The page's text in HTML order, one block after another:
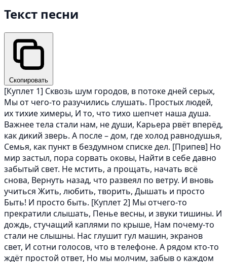
Текст песни
Скопировать
[Куплет 1] Сквозь шум городов, в потоке дней серых,
Мы от чего-то разучились слушать. Простых людей,
их тихие химеры, И то, что тихо шепчет наша душа.
Важнее тела стали нам, не души, Карьера рвёт вперёд,
как дикий зверь. А после – дом, где холод равнодушья,
Семья, как пункт в бездумном списке дел. [Припев] Но
мир застыл, пора сорвать оковы, Найти в себе давно
забытый свет. Не мстить, а прощать, начать всё
снова, Вернуть назад, что развеял по ветру. И вновь
учиться Жить, любить, творить, Дышать и просто
Быть! И просто быть. [Куплет 2] Мы отчего-то
прекратили слышать, Пенье весны, и звуки тишины. И
дождь, стучащий каплями по крыше, Нам почему-то
стали не слышны. Нас глушит гул машин, экранов
свет, И сотни голосов, что в телефоне. А рядом кто-то
ждёт простой ответ, Но мы молчим, забыв о каждом